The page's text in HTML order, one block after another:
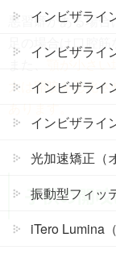
悪習癖がある場
足の場合は口腔
また、
顎が小さ
大は開咬を悪化
あります。
子供の開
インビザライ
インビザライ
インビザライ
インビザライ
光加速矯正（
振動型フィッ
iTero Lumina